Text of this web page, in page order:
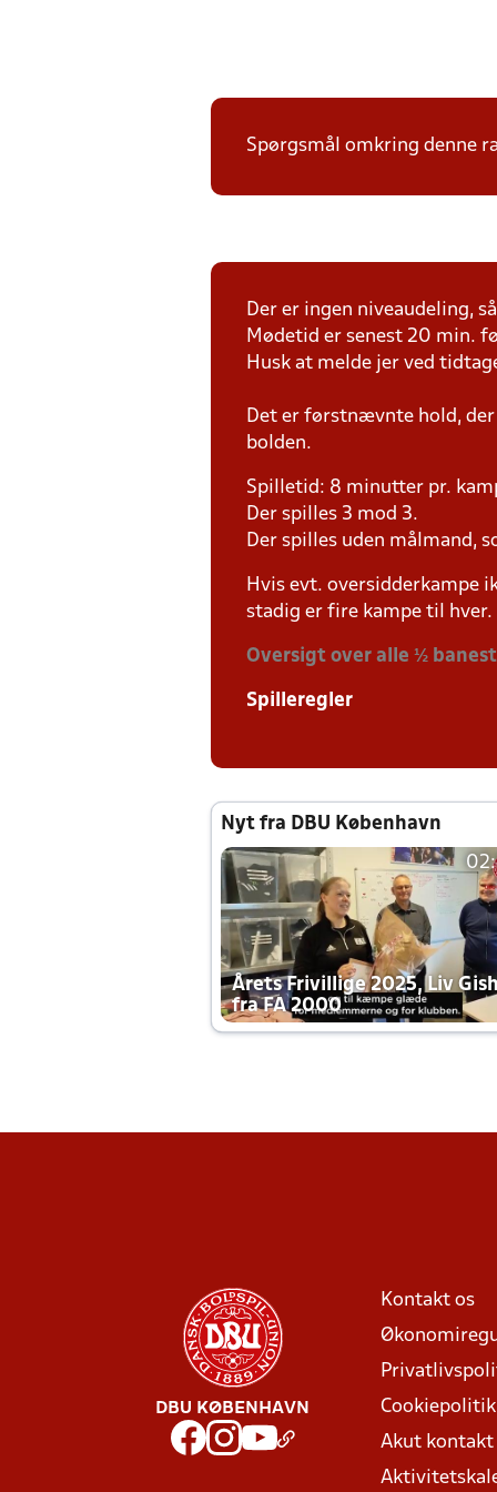
Spørgsmål omkring denne
Der er ingen niveaudeling,
Mødetid er senest 20 min.
Husk at melde jer ved
Det er førstnævnte hold,
bolden.
Spilletid: 8 minutter pr.
Der spilles 3 mod 3.
Der spilles uden målmand,
Hvis evt. oversidderkampe
stadig er fire kampe til hver.
Oversigt over alle ½
Spilleregler
Nyt fra DBU København
Årets Frivillige 2025, Liv Gish
fra FA 2000
DBU KØBENHAVN
Kontakt os
Cookiepolitik
Akut